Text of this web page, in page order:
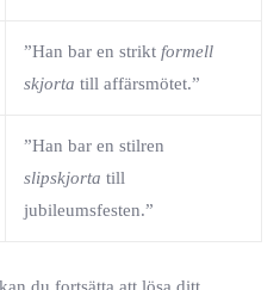
”Han bar en strikt formell
skjorta till affärsmötet.”
”Han bar en stilren
slipskjorta till
jubileumsfesten.”